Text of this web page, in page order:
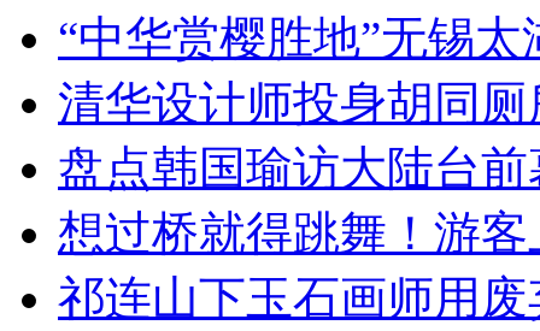
“中华赏樱胜地”无锡
清华设计师投身胡同
盘点韩国瑜访大陆台
想过桥就得跳舞！游客
祁连山下玉石画师用